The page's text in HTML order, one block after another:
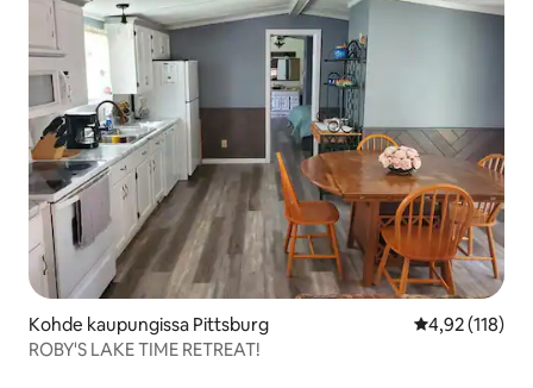
Kohde kaupungissa Pittsburg
4,92 (118)
ROBY'S LAKE TIME RETREAT!